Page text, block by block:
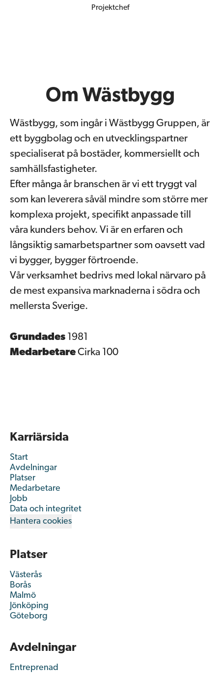
Projektchef
Om Wästbygg
Wästbygg, som ingår i Wästbygg Gruppen, är
ett byggbolag och en utvecklingspartner
specialiserat på bostäder, kommersiellt och
samhällsfastigheter.
Efter många år branschen är vi ett tryggt val
som kan leverera såväl mindre som större mer
komplexa projekt, specifikt anpassade till
våra kunders behov. Vi är en erfaren och
långsiktig samarbetspartner som oavsett vad
vi bygger, bygger förtroende.
Vår verksamhet bedrivs med lokal närvaro på
de mest expansiva marknaderna i södra och
mellersta Sverige.
Grundades
1981
MedarbetareCirka 100
Karriärsida
Start
Avdelningar
Platser
Medarbetare
Jobb
Data och integritet
Hantera cookies
Platser
Västerås
Borås
Malmö
Jönköping
Göteborg
Avdelningar
Entreprenad